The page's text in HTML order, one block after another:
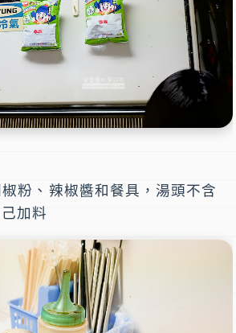
粉、辣椒醬和餐具，湯頭不含
加料